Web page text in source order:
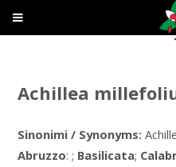
Achillea
Sinonimi / Synonyms:
Abruzzo: ; Basilicata;